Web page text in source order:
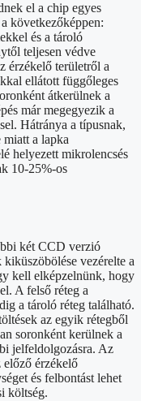
el a chip egyes
következőképpen:
és a tároló
teljesen védve
érzékelő területről a
ellátott függőleges
átkerülnek a
már megegyezik a
Hátránya a típusnak,
a lapka
helyezett mikrolencsés
10-25%-os
két CCD verzió
vezérelte a
kell elképzelnünk, hogy
A felső réteg a
a tároló réteg található.
az egyik rétegből
soronként kerülnek a
jelfeldolgozásra. Az
érzékelő
és felbontást lehet
költség.